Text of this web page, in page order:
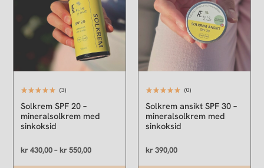
(3)
Solkrem SPF 20 –
mineralsolkrem med
sinkoksid
kr 430,00–kr 550,00
varianter.
Alternativene
på
produktsiden
(0)
Solkrem ansikt SPF 30 –
mineralsolkrem med
sinkoksid
kr 390,00